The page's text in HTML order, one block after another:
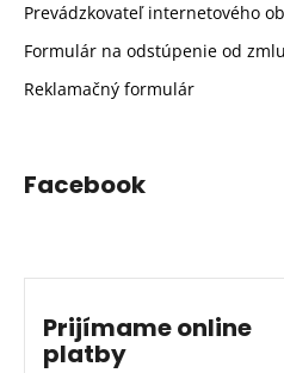
Prevádzkovateľ internetového
Formulár na odstúpenie od
Reklamačný formulár
Facebook
Prijímame online
platby